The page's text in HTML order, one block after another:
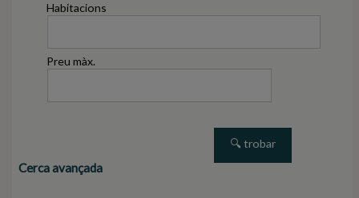
Habitacions
Preu màx.
Cerca avançada